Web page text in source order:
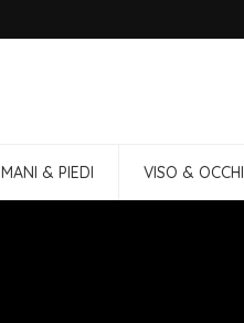
MANI & PIEDI VISO & OCCHI